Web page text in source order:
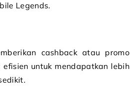
Legends.
cashback atau promo
untuk mendapatkan lebih